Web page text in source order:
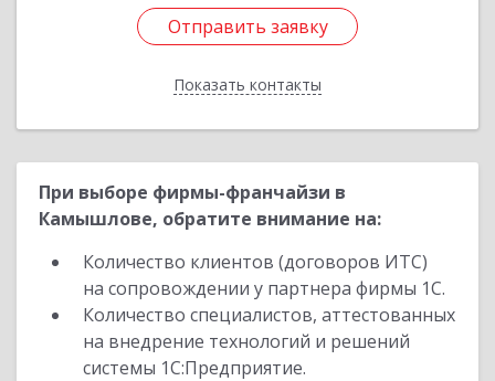
Отправить заявку
Показать контакты
Отправить заявку
Назад
При выборе фирмы-франчайзи в
Камышлове, обратите внимание на:
Количество клиентов (договоров ИТС)
на сопровождении у партнера фирмы 1С.
Количество специалистов, аттестованных
на внедрение технологий и решений
системы 1С:Предприятие.